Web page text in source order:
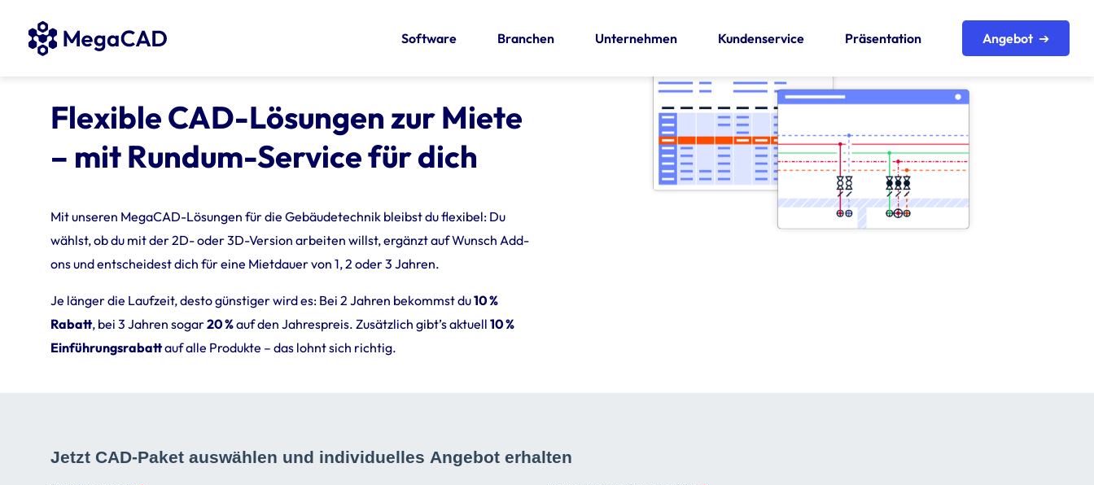
Software Branchen Unternehmen Kundenservice Präsentation Angebot
Flexible CAD-Lösungen zur Miete
– mit Rundum-Service für dich
Mit unseren MegaCAD-Lösungen für die Gebäudetechnik bleibst du flexibel: Du
wählst, ob du mit der 2D- oder 3D-Version arbeiten willst, ergänzt auf Wunsch Add-
ons und entscheidest dich für eine Mietdauer von 1, 2 oder 3 Jahren.
Je länger die Laufzeit, desto günstiger wird es: Bei 2 Jahren bekommst du10 %
Rabatt, bei 3 Jahren sogar20 %auf den Jahrespreis. Zusätzlich gibt’s aktuell10 %
Einführungsrabattauf alle Produkte – das lohnt sich richtig.